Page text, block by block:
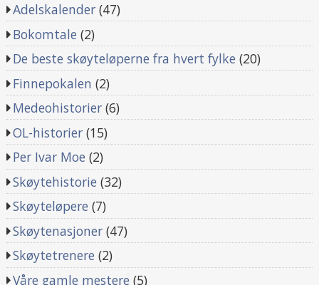
Adelskalender (47)
Bokomtale (2)
De beste skøyteløperne fra hvert fylke (20)
Finnepokalen (2)
Medeohistorier (6)
OL-historier (15)
Per Ivar Moe (2)
Skøytehistorie (32)
Skøyteløpere (7)
Skøytenasjoner (47)
Skøytetrenere (2)
Våre gamle mestere (5)